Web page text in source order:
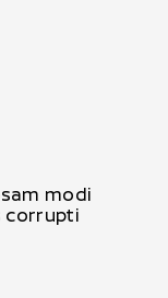
modi
corrupti